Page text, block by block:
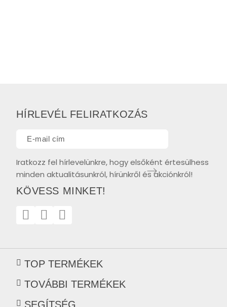
HÍRLEVÉL FELIRATKOZÁS
Iratkozz fel hírlevelünkre, hogy elsőként értesülhess
minden aktualitásunkról, hírünkről és akciónkról!
KÖVESS MINKET!
TOP TERMÉKEK
TOVÁBBI TERMÉKEK
SEGÍTSÉG